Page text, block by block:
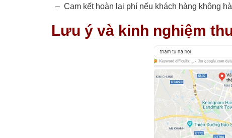
– Cam kết hoàn lại phí nếu khách hàng không
Lưu ý và kinh nghiệm